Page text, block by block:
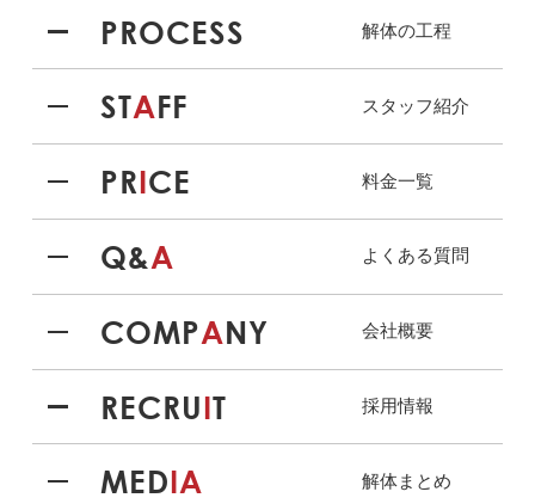
PROCESS 解体の工程
STAFF スタッフ紹介
PRICE 料金一覧
Q&A よくある質問
COMPANY 会社概要
RECRUIT 採用情報
MEDIA 解体まとめ